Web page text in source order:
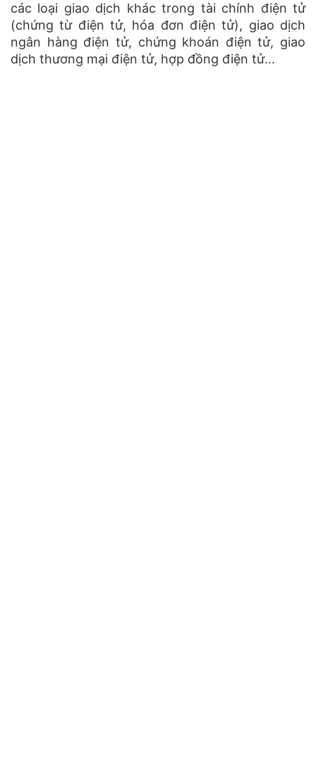
các loại giao dịch khác trong tài chính điện tử
(chứng từ điện tử, hóa đơn điện tử), giao dịch
ngân hàng điện tử, chứng khoán điện tử, giao
dịch thương mại điện tử, hợp đồng điện tử…